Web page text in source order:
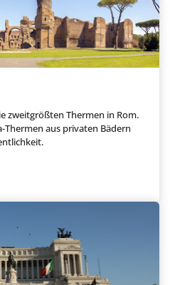
zweitgrößten Thermen in Rom.
Thermen aus privaten Bädern